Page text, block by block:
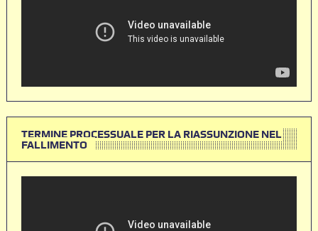
TERMINE PROCESSUALE PER LA RIASSUNZIONE NEL
FALLIMENTO